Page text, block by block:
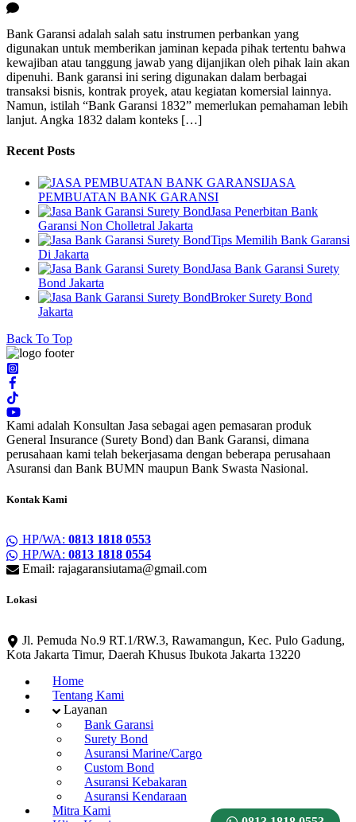
Bank Garansi adalah salah satu instrumen perbankan yang
digunakan untuk memberikan jaminan kepada pihak tertentu bahwa
kewajiban atau tanggung jawab yang dijanjikan oleh pihak lain akan
dipenuhi. Bank garansi ini sering digunakan dalam berbagai
transaksi bisnis, kontrak proyek, atau kegiatan komersial lainnya.
Namun, istilah “Bank Garansi 1832” memerlukan pemahaman lebih
lanjut. Angka 1832 dalam konteks […]
Recent Posts
JASA
PEMBUATAN BANK GARANSI
Jasa Penerbitan Bank
Garansi Non Cholletral Jakarta
Tips Memilih Bank Garansi
Di Jakarta
Jasa Bank Garansi Surety
Bond Jakarta
Broker Surety Bond
Jakarta
Back To Top
Kami adalah Konsultan Jasa sebagai agen pemasaran produk
General Insurance (Surety Bond) dan Bank Garansi, dimana
perusahaan kami telah bekerjasama dengan beberapa perusahaan
Asuransi dan Bank BUMN maupun Bank Swasta Nasional.
Kontak Kami
HP/WA: 0813 1818 0553
HP/WA: 0813 1818 0554
Email: rajagaransiutama@gmail.com
Lokasi
Jl. Pemuda No.9 RT.1/RW.3, Rawamangun, Kec. Pulo Gadung,
Kota Jakarta Timur, Daerah Khusus Ibukota Jakarta 13220
Home
Tentang Kami
Layanan
Bank Garansi
Surety Bond
Asuransi Marine/Cargo
Custom Bond
Asuransi Kebakaran
Asuransi Kendaraan
Mitra Kami